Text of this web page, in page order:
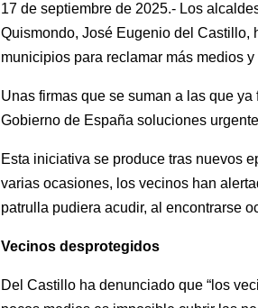
17 de septiembre de 2025.- Los
Quismondo, José Eugenio del Castillo,
municipios para reclamar más medios
Unas firmas que se suman a las que
Gobierno de España soluciones
Esta iniciativa se produce tras nuevos
varias ocasiones, los vecinos han
patrulla pudiera acudir, al encontrarse
Vecinos desprotegidos
Del Castillo ha denunciado que “los